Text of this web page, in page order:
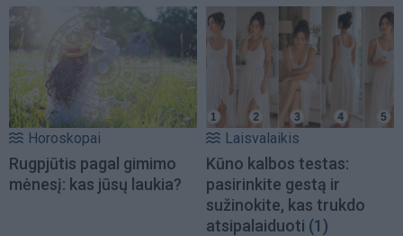
Horoskopai
Rugpjūtis pagal gimimo
mėnesį: kas jūsų laukia?
Laisvalaikis
Kūno kalbos testas:
pasirinkite gestą ir
sužinokite, kas trukdo
atsipalaiduoti (1)